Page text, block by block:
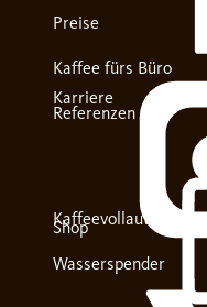
Karriere
Kaffeevollautomaten
Wasserspender
Preise
Kaffee fürs Büro
Referenzen
Shop